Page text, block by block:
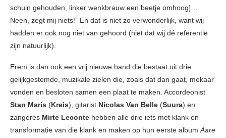
schuin gehouden, linker wenkbrauw een beetje omhoog]…
Neen, zegt mij niets!” En dat is niet zo verwonderlijk, want wij
hadden er ook nog niet van gehoord (niet dat wij dé referentie
zijn natuurlijk).
Erem is dan ook een vrij nieuwe band die bestaat uit drie
gelijkgestemde, muzikale zielen die, zoals dat dan gaat, mekaar
vonden en besloten samen een plaat te maken. Accordeonist
Stan Maris (Kreis), gitarist Nicolas Van Belle (Suura) en
zangeres Mirte Leconte hebben alle drie iets met klank en
transformatie van die klank en maken op hun eerste albumAare